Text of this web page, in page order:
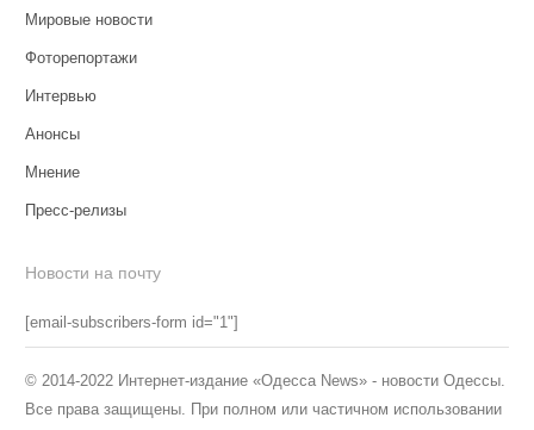
Мировые новости
Фоторепортажи
Интервью
Анонсы
Мнение
Пресс-релизы
Новости на почту
[email-subscribers-form id="1"]
© 2014-2022 Интернет-издание «Одесса News» - новости Одессы.
Все права защищены. При полном или частичном использовании